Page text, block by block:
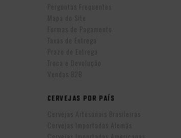
Perguntas Frequentes
Mapa do Site
Formas de Pagamento
Taxas de Entrega
Prazo de Entrega
Troca e Devolução
Vendas B2B
CERVEJAS POR PAÍS
Cervejas Artesanais Brasileiras
Cervejas Importadas Alemãs